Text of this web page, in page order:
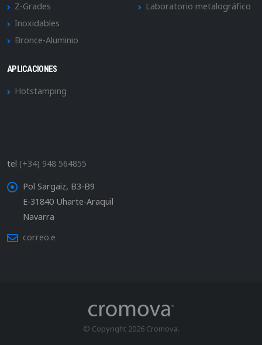
Z-Grades
Inoxidables
Bronce-Aluminio
Laboratorio metalográfico
APLICACIONES
Hotstamping
tel (+34) 948 564855
Pol Sargaiz, B3-B9
E-31840 Uharte-Araquil
Navarra
correo.e
© Copyright 2026 Cromova.